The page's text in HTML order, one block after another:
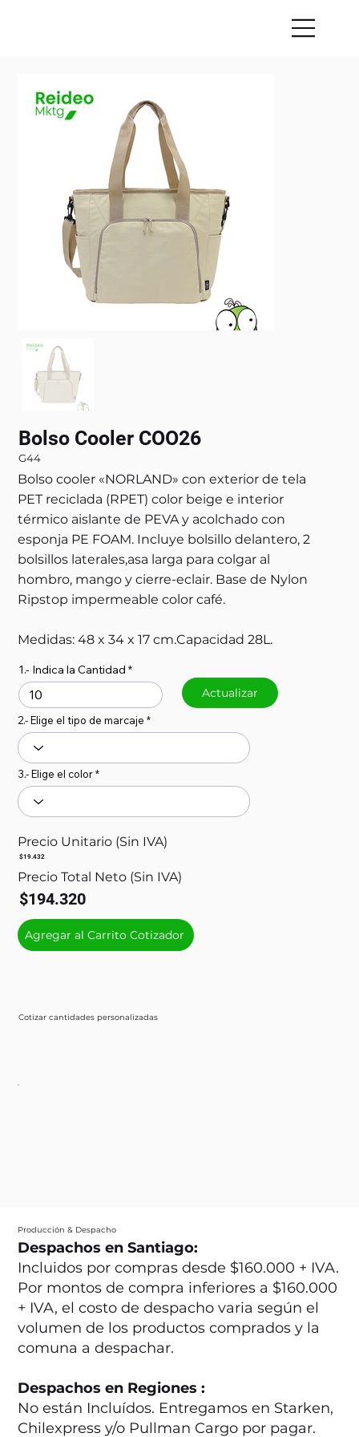
Bolso Cooler COO26
G44
Bolso cooler «NORLAND» con exterior de tela
PET reciclada (RPET) color beige e interior
térmico aislante de PEVA y acolchado con
esponja PE FOAM. Incluye bolsillo delantero, 2
bolsillos laterales,asa larga para colgar al
hombro, mango y cierre-eclair. Base de Nylon
Ripstop impermeable color café.
Medidas: 48 x 34 x 17 cm.Capacidad 28L.
Cotizar cantidades personalizadas
1.- Indica la Cantidad
Actualizar
2.- Elige el tipo de marcaje
3.- Elige el color
Precio Unitario (Sin IVA)
$19.432
Precio Total Neto (Sin IVA)
$194.320
Agregar al Carrito Cotizador
Producción & Despacho
Despachos en Santiago:
Incluidos por compras desde $160.000 + IVA.
Por montos de compra inferiores a $160.000
+ IVA, el costo de despacho varia según el
volumen de los productos comprados y la
comuna a despachar.
Despachos en Regiones :
No están Incluídos. Entregamos en Starken,
Chilexpress y/o Pullman Cargo por pagar.